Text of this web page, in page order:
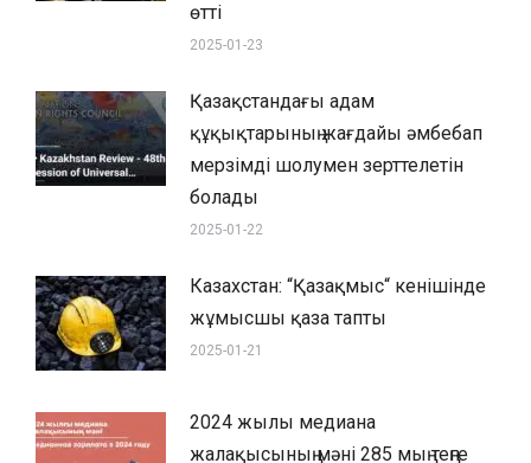
өтті
2025-01-23
Қазақстандағы адам
құқықтарының жағдайы әмбебап
мерзімді шолумен зерттелетін
болады
2025-01-22
Казахстан: “Қазақмыс“ кенішінде
жұмысшы қаза тапты
2025-01-21
2024 жылы медиана
жалақысының мәні 285 мың теңге